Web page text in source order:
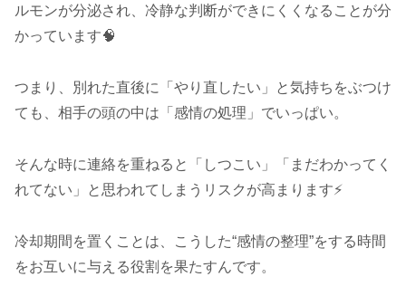
ルモンが分泌され、冷静な判断ができにくくなることが分
かっています🧠
つまり、別れた直後に「やり直したい」と気持ちをぶつけ
ても、相手の頭の中は「感情の処理」でいっぱい。
そんな時に連絡を重ねると「しつこい」「まだわかってく
れてない」と思われてしまうリスクが高まります⚡
冷却期間を置くことは、こうした“感情の整理”をする時間
をお互いに与える役割を果たすんです。